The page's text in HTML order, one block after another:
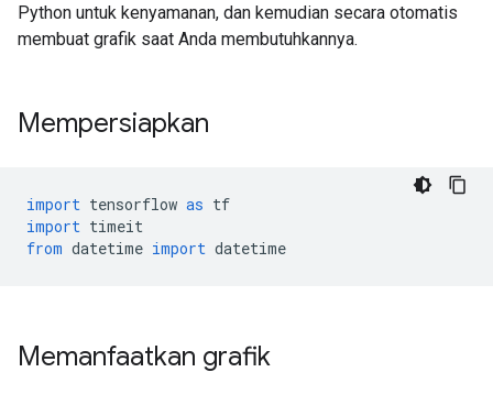
Python untuk kenyamanan, dan kemudian secara otomatis
membuat grafik saat Anda membutuhkannya.
Mempersiapkan
import tensorflow as tf
import timeit
from datetime import datetime
Memanfaatkan grafik